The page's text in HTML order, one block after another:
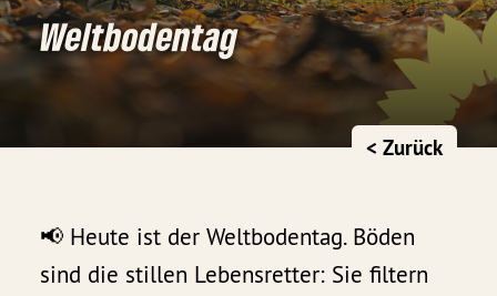
Weltbodentag
< Zurück
📢 Heute ist der Weltbodentag. Böden
sind die stillen Lebensretter: Sie filtern